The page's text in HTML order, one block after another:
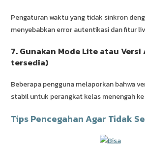
Pengaturan waktu yang tidak sinkron
menyebabkan error autentikasi dan fitur
7. Gunakan Mode Lite atau
tersedia)
Beberapa pengguna melaporkan bahwa
stabil untuk perangkat kelas menengah ke
Tips Pencegahan Agar Tidak